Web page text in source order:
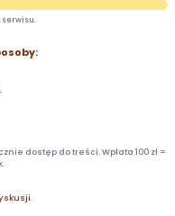
serwisu.
dostęp do treści. Wpłata 100 zł =